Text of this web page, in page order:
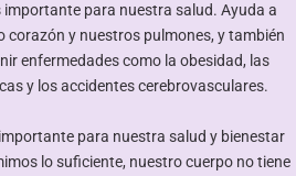
para nuestra salud. Ayuda a
corazón y nuestros pulmones, y también
enfermedades como la obesidad, las
y los accidentes cerebrovasculares.
para nuestra salud y bienestar
lo suficiente, nuestro cuerpo no tiene